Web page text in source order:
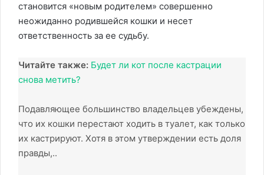
становится «новым родителем» совершенно
неожиданно родившейся кошки и несет
ответственность за ее судьбу.
Читайте также: Будет ли кот после кастрации
снова метить?
Подавляющее большинство владельцев убеждены,
что их кошки перестают ходить в туалет, как только
их кастрируют. Хотя в этом утверждении есть доля
правды,..